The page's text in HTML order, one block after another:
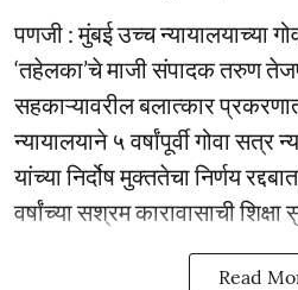
पणजी : मुंबई उच्च न्यायालयाच्या
‘तहेलका’चे माजी संपादक तरुण
सहकाऱ्यावरील बलात्कार
न्यायालयाने ५ वर्षांपूर्वी गोवा सत्र
यांच्या निर्दोष मुक्ततेचा निर्णय
वर्षांच्या सश्रम कारावासाची शिक्षा
Read